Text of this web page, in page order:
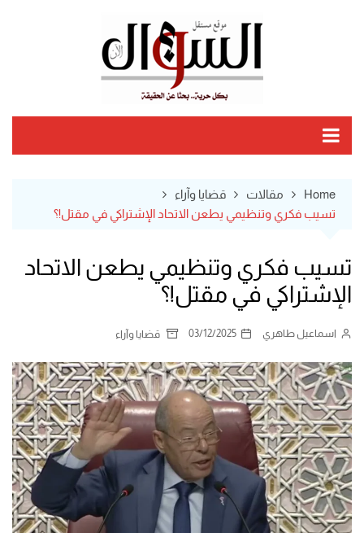
Home مقالات
قضايا وآراء
تسيب فكري وتنظيمي يطعن الاتحاد الإشتراكي في مقتل!؟
تسيب فكري وتنظيمي يطعن الاتحاد
الإشتراكي في مقتل!؟
اسماعيل طاهري 03/12/2025 قضايا وآراء